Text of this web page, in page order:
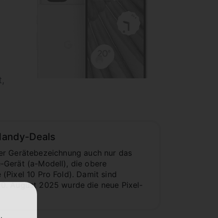
Deals
Gerätebezeichnung auch nur das
(a-Modell), die obere
10 Pro Fold). Damit sind
August 2025 wurde die neue Pixel-